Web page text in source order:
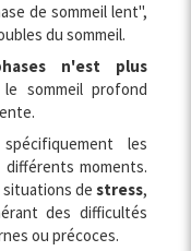
de sommeil lent",
du sommeil.
n'est plus
sommeil profond
les
moments.
situations de stress,
des difficultés
ou précoces.